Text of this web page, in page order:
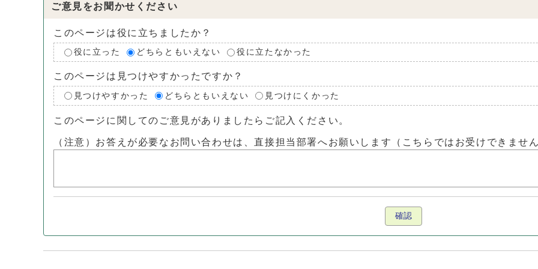
ご意見をお聞かせください
このページは役に立ちましたか？
役に立った どちらともいえない 役に立たなかった
このページは見つけやすかったですか？
見つけやすかった どちらともいえない 見つけにくかった
このページに関してのご意見がありましたらご記入ください。
（注意）お答えが必要なお問い合わせは、直接担当部署へお願いします（こちらではお受けできませ
確認